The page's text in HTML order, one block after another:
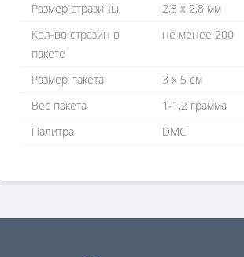
Размер стразины
2,8 х 2,8 мм
Кол-во стразин в
пакете
не менее 200
Размер пакета
3 х 5 см
Вес пакета
1-1,2 грамма
Палитра
DMC